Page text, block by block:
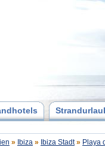
» Ibiza » Ibiza Stadt » Playa